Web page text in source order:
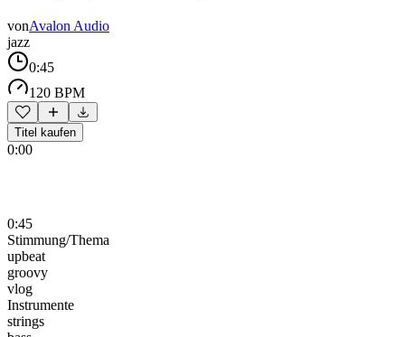
vonAvalon Audio
jazz
0:45
120 BPM
Titel kaufen
0:00
0:45
Stimmung/Thema
upbeat
groovy
vlog
Instrumente
strings